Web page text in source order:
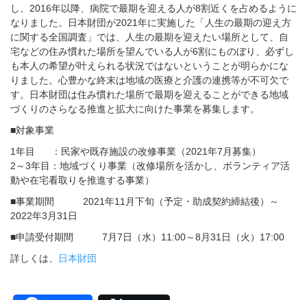
し、2016年以降、病院で最期を迎える人が8割近くを占めるように
なりました。日本財団が2021年に実施した「人生の最期の迎え方
に関する全国調査」では、人生の最期を迎えたい場所として、自
宅などの住み慣れた場所を望んでいる人が6割にものぼり、必ずし
も本人の希望が叶えられる状況ではないということが明らかにな
りました。心豊かな終末は地域の医療と介護の連携等が不可欠で
す。日本財団は住み慣れた場所で最期を迎えることができる地域
づくりのさらなる推進と拡大に向けた事業を募集します。
■対象事業
1年目 ：民家や既存施設の改修事業（2021年7月募集）
2～3年目：地域づくり事業（改修場所を活かし、ボランティア活
動や在宅看取りを推進する事業）
■事業期間 2021年11月下旬（予定・助成契約締結後）～
2022年3月31日
■申請受付期間 7月7日（水）11:00～8月31日（火）17:00
詳しくは、
日本財団